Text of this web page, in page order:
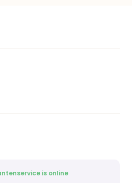
is online